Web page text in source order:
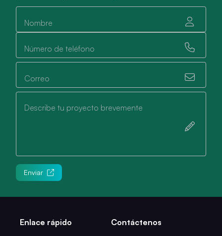
Nombre
Número de teléfono
Correo
Describe tu proyecto brevemente
Enviar
Contáctenos
Enlace rápido